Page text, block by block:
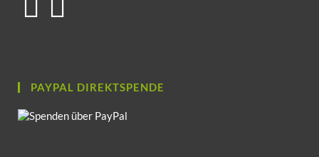
PAYPAL DIREKTSPENDE